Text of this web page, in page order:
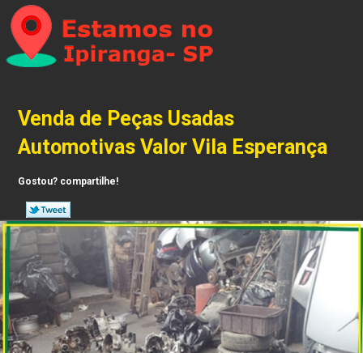
Venda de Peças Usadas
Automotivas Valor Vila Esperança
Gostou? compartilhe!